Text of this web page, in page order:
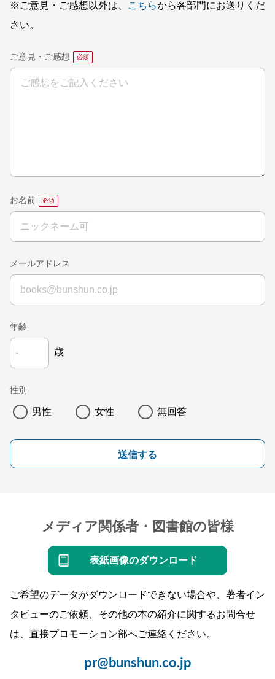
※ご意見・ご感想以外は、
こちらから各部門にお送りくだ
さい。
ご意見・ご感想
お名前
メールアドレス
年齢
歳
性別
男性 女性 無回答
送信する
メディア関係者・図書館の皆様
表紙画像のダウンロード
ご希望のデータがダウンロードできない場合や、著者イン
タビューのご依頼、その他の本の紹介に関するお問合せ
は、直接プロモーション部へご連絡ください。
pr@bunshun.co.jp